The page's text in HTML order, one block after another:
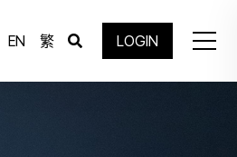
EN 繁 LOGIN